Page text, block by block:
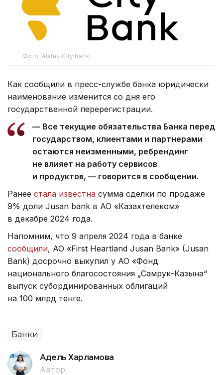
Фото: Alatau City Bank
Как сообщили в пресс-службе банка юридически
наименование изменится со дня его
государственной перерегистрации.
— Все текущие обязательства Банка перед
государством, клиентами и партнерами
остаются неизменными, ребрендинг
не влияет на работу сервисов
и продуктов, — говорится в сообщении.
Ранее стала известна сумма сделки по продаже
9% доли Jusan bank в АО «Казахтелеком»
в декабре 2024 года.
Напомним, что 9 апреля 2024 года в банке
сообщили, АО «First Heartland Jusan Bank» (Jusan
Bank) досрочно выкупил у АО «Фонд
национального благосостояния „Самрук-Казына“
выпуск субординированных облигаций
на 100 млрд тенге.
Банки
Адель Харламова
Автор